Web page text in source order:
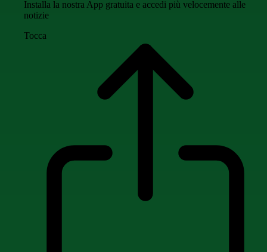
Installa la nostra App gratuita e accedi più velocemente alle
notizie
Tocca